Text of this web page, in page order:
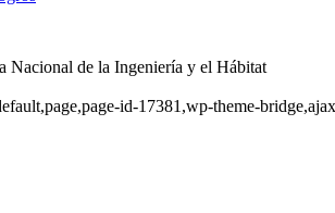
de la Ingeniería y el Hábitat
id-17381,wp-theme-